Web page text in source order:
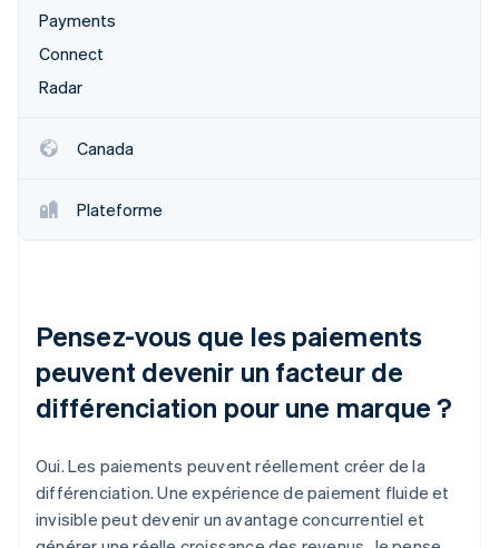
Payments
Connect
Radar
Canada
Plateforme
Pensez-vous que les paiements
peuvent devenir un facteur de
différenciation pour une marque ?
Oui. Les paiements peuvent réellement créer de la
différenciation. Une expérience de paiement fluide et
invisible peut devenir un avantage concurrentiel et